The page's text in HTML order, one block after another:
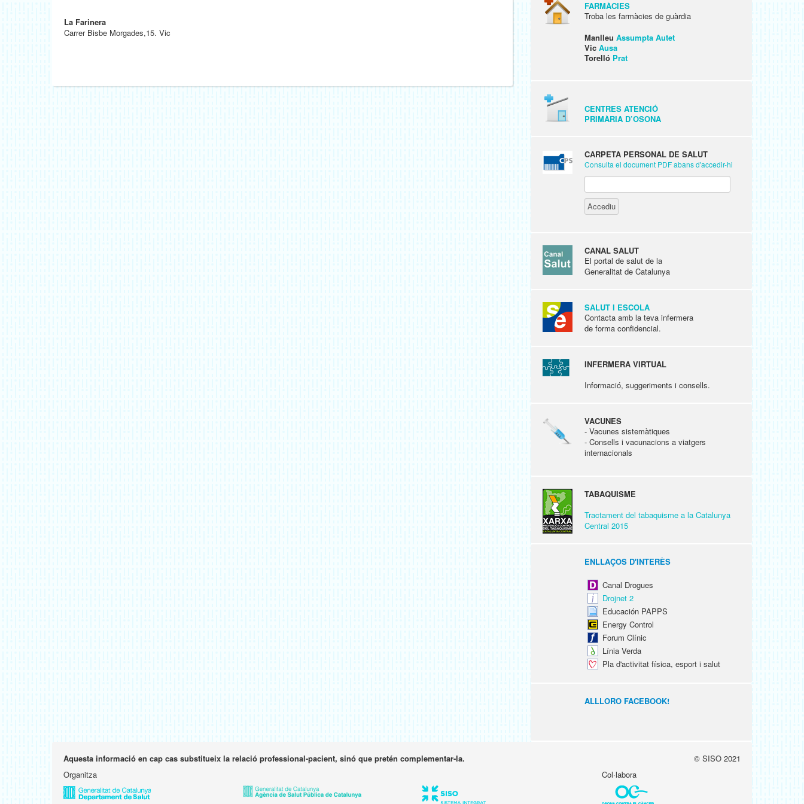
La Farinera
Carrer Bisbe Morgades,15. Vic
FARMÀCIES
Troba les farmàcies de guàrdia
Manlleu Assumpta Autet
Vic Ausa
Torelló Prat
CENTRES ATENCIÓ
PRIMÀRIA D’OSONA
CARPETA PERSONAL DE SALUT
Consulta el document PDF abans d'accedir-hi
CANAL SALUT
El portal de salut de la
Generalitat de Catalunya
SALUT I ESCOLA
Contacta amb la teva infermera
de forma confidencial.
INFERMERA VIRTUAL
Informació, suggeriments i consells.
VACUNES
- Vacunes sistemàtiques
- Consells i vacunacions a viatgers
internacionals
TABAQUISME
Tractament del tabaquisme a la Catalunya
Central 2015
ENLLAÇOS D'INTERÈS
Canal Drogues
Drojnet 2
Educación PAPPS
Energy Control
Forum Clínic
Línia Verda
Pla d'activitat física, esport i salut
ALLLORO FACEBOOK!
Aquesta informació en cap cas substitueix la relació professional-pacient, sinó que pretén complementar-la.
© SISO 2021
Organitza
Col·labora